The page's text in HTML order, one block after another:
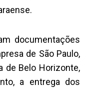
documentações
de São Paulo,
de Belo Horizonte,
a entrega dos